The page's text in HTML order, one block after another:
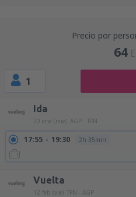
Precio por
64
1
Ida
20 ene (mié) AGP - TFN
17:55 19:30 2h 35min
Vuelta
12 feb (vie) TFN - AGP